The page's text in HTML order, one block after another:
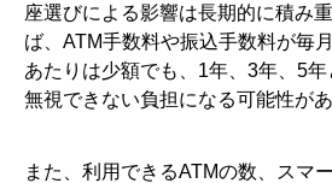
座選びによる影響は長期的に積み
ば、ATM手数料や振込手数料が毎
あたりは少額でも、1年、3年、5
無視できない負担になる可能性があ
また、利用できるATMの数、スマ